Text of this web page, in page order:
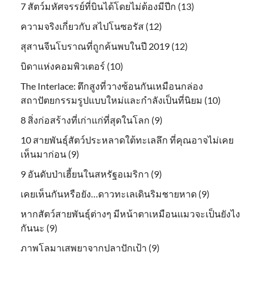
7 สัตว์มหัศจรรย์ที่บินได้โดยไม่ต้องมีปีก (13)
ความจริงเกี่ยวกับ สไปโนซอรัส (12)
สุสานจีนโบราณที่ถูกค้นพบในปี 2019 (12)
บิดาแห่งคอมพิวเตอร์ (10)
The Interlace: ตึกสูงที่วางซ้อนกันเหมือนกล่อง
สถาปัตยกรรมรูปแบบใหม่และกำลังเป็นที่นิยม (10)
8 สิ่งก่อสร้างที่เก่าแก่ที่สุดในโลก (9)
10 สายพันธุ์สัตว์ประหลาดใต้ทะเลลึก ที่คุณอาจไม่เคย
เห็นมาก่อน (9)
9 อันดับป่าเฮี้ยนในสหรัฐอเมริกา (9)
เคยเห็นกันหรือยัง…ดาวทะเลเดินริมชายหาด (9)
หากสัตว์สายพันธุ์ต่างๆ มีหน้าตาเหมือนแมวจะเป็นยังไง
กันนะ (9)
ภาพโลมาเสพยาจากปลาปักเป้า (9)